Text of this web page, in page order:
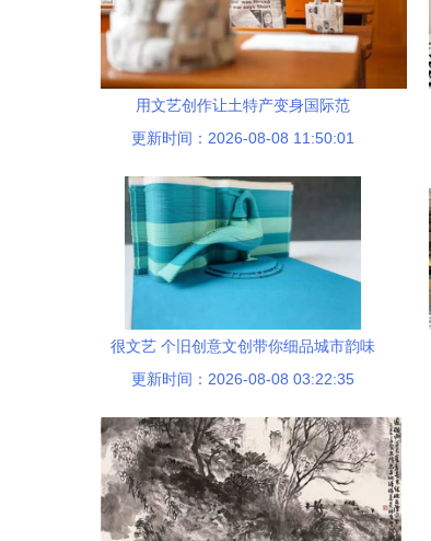
用文艺创作让土特产变身国际范
更新时间：2026-08-08 11:50:01
很文艺 个旧创意文创带你细品城市韵味
更新时间：2026-08-08 03:22:35